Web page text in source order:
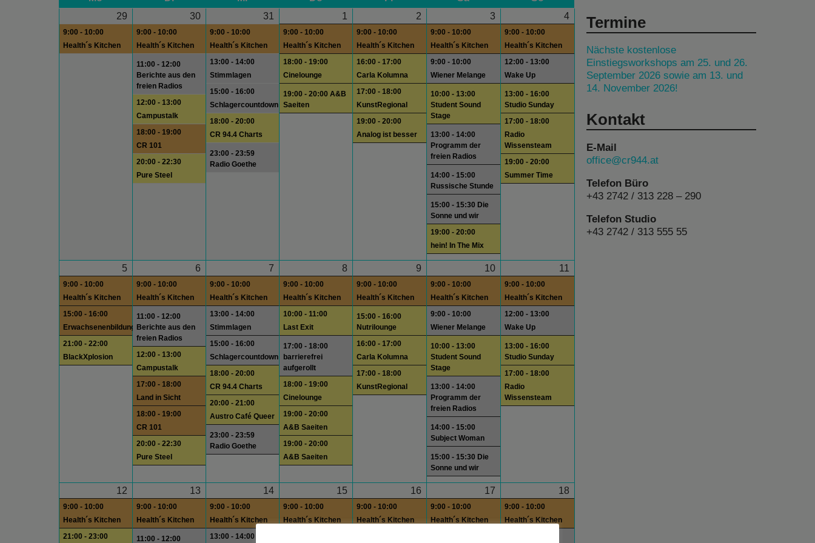
29
9:00 - 10:00
Health´s Kitchen
30
9:00 - 10:00
Health´s Kitchen
11:00 - 12:00
Berichte aus den
freien Radios
12:00 - 13:00
Campustalk
18:00 - 19:00
CR 101
20:00 - 22:30
Pure Steel
31
9:00 - 10:00
Health´s Kitchen
13:00 - 14:00
Stimmlagen
15:00 - 16:00
Schlagercountdown
18:00 - 20:00
CR 94.4 Charts
23:00 - 23:59
Radio Goethe
1
9:00 - 10:00
Health´s Kitchen
18:00 - 19:00
Cinelounge
19:00 - 20:00 A&B
Saeiten
2
9:00 - 10:00
Health´s Kitchen
16:00 - 17:00
Carla Kolumna
17:00 - 18:00
KunstRegional
19:00 - 20:00
Analog ist besser
3
9:00 - 10:00
Health´s Kitchen
9:00 - 10:00
Wiener Melange
10:00 - 13:00
Student Sound
Stage
13:00 - 14:00
Programm der
freien Radios
14:00 - 15:00
Russische Stunde
15:00 - 15:30 Die
Sonne und wir
19:00 - 20:00
hein! In The Mix
4
9:00 - 10:00
Health´s Kitchen
12:00 - 13:00
Wake Up
13:00 - 16:00
Studio Sunday
17:00 - 18:00
Radio
Wissensteam
19:00 - 20:00
Summer Time
5
9:00 - 10:00
Health´s Kitchen
15:00 - 16:00
Erwachsenenbildung
21:00 - 22:00
BlackXplosion
6
9:00 - 10:00
Health´s Kitchen
11:00 - 12:00
Berichte aus den
freien Radios
12:00 - 13:00
Campustalk
17:00 - 18:00
Land in Sicht
18:00 - 19:00
CR 101
20:00 - 22:30
Pure Steel
7
9:00 - 10:00
Health´s Kitchen
13:00 - 14:00
Stimmlagen
15:00 - 16:00
Schlagercountdown
18:00 - 20:00
CR 94.4 Charts
20:00 - 21:00
Austro Café Queer
23:00 - 23:59
Radio Goethe
8
9:00 - 10:00
Health´s Kitchen
10:00 - 11:00
Last Exit
17:00 - 18:00
barrierefrei
aufgerollt
18:00 - 19:00
Cinelounge
19:00 - 20:00
A&B Saeiten
19:00 - 20:00
A&B Saeiten
9
9:00 - 10:00
Health´s Kitchen
15:00 - 16:00
Nutrilounge
16:00 - 17:00
Carla Kolumna
17:00 - 18:00
KunstRegional
10
9:00 - 10:00
Health´s Kitchen
9:00 - 10:00
Wiener Melange
10:00 - 13:00
Student Sound
Stage
13:00 - 14:00
Programm der
freien Radios
14:00 - 15:00
Subject Woman
15:00 - 15:30 Die
Sonne und wir
11
9:00 - 10:00
Health´s Kitchen
12:00 - 13:00
Wake Up
13:00 - 16:00
Studio Sunday
17:00 - 18:00
Radio
Wissensteam
12
9:00 - 10:00
Health´s Kitchen
21:00 - 23:00
13
9:00 - 10:00
Health´s Kitchen
11:00 - 12:00
14
9:00 - 10:00
Health´s Kitchen
13:00 - 14:00
15
9:00 - 10:00
Health´s Kitchen
16
9:00 - 10:00
Health´s Kitchen
17
9:00 - 10:00
Health´s Kitchen
18
9:00 - 10:00
Health´s Kitchen
Termine
Nächste kostenlose
Einstiegsworkshops am 25. und 26.
September 2026 sowie am 13. und
14. November 2026!
Kontakt
E-Mail
office@cr944.at
Telefon Büro
+43 2742 / 313 228 – 290
Telefon Studio
+43 2742 / 313 555 55